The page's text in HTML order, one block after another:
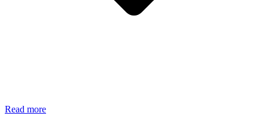
Read more